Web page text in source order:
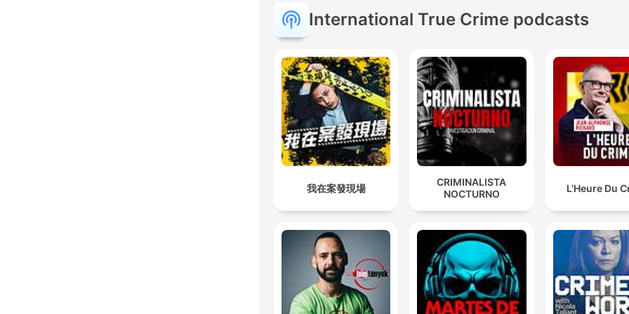
International True Crime podcasts
我在案發現場
CRIMINALISTA
NOCTURNO
L'Heure Du